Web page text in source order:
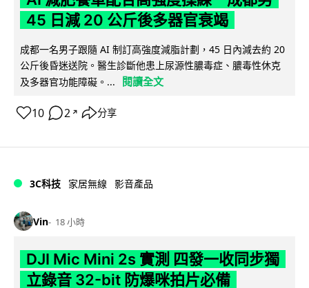
45 日減 20 公斤後多器官衰竭
成都一名男子跟隨 AI 制訂高強度減脂計劃，45 日內減去約 20
公斤後昏迷送院。醫生診斷他患上尿源性膿毒症、膿毒性休克
及多器官功能障礙。...
閱讀全文
10 2 ↗ 分享
3C科技 家居無線 影音產品
Vin 18 小時
DJI Mic Mini 2s 實測 四發一收同步獨
立錄音 32-bit 防爆咪拍片必備